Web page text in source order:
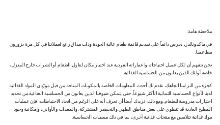
ملاحظة هامة:
في ماكدونالدز، نحرص دائماً على تقديم قائمة طعام عالية الجودة وذات مذاق رائع لعملائنا في كل مرة يزورون
مطاعمنا.
نحن نتفهم أن لكل عميل احتياجاته واعتباراته الفردية عند اختيار مكان لتناول الطعام أو الشراب خارج المنزل،
خاصة أولئك الذين يعانون من الحساسية الغذائية.
كجزء من التزامنا اتجاهك، نقدم لك أحدث المعلومات الخاصة بالمكونات المتاحة من قبل مورّدي المواد الغذائية
لدينا لأنواع الحساسية الثمانية الأكثر شيوعاً، حتى يتمكن ضيوفنا الذين يعانون من الحساسية الغذائية من تحديد
اختيارات مدروسة للطعام. ومع ذلك، نريدك أيضاً أن تعرف أنه على الرغم من اتخاذ الاحتياطات، فإن عمليات
المطبخ العادية قد تنطوي على بعض مناطق الطهي والتحضير المشتركة، والمعدات والأواني، وإمكانية وجود
مواد غذائية تتلامس مع منتجات غذائية أخرى، بما في ذلك مسببات الحساسية.